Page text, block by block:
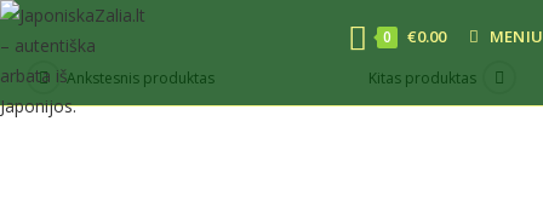
0 €0.00 MENIU
Ankstesnis produktas Kitas produktas